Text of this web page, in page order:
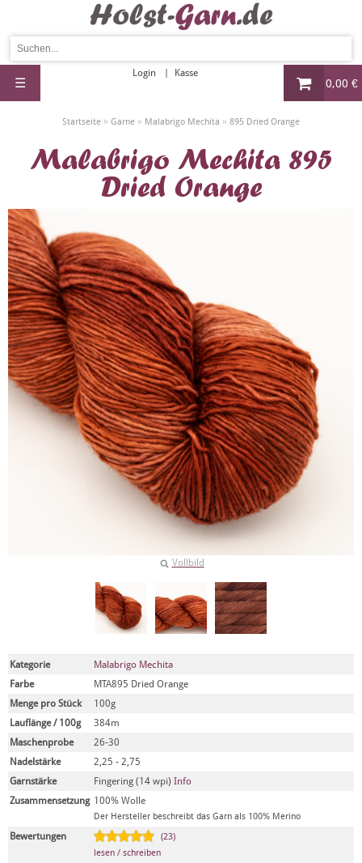
0,00 €
Login Kasse
☰
Startseite » Garne » Malabrigo Mechita » 895 Dried Orange
Malabrigo Mechita 895
Dried Orange
Vollbild
Kategorie
Malabrigo Mechita
Farbe
MTA895 Dried Orange
Menge pro Stück
100g
Lauflänge / 100g
384m
Maschenprobe
26-30
Nadelstärke
2,25 - 2,75
Garnstärke
Fingering (14 wpi) Info
Zusammensetzung 100% Wolle
Der Hersteller beschreibt das Garn als 100% Merino
Bewertungen
(23)
lesen / schreiben